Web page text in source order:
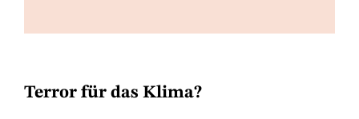
Terror für das Klima?